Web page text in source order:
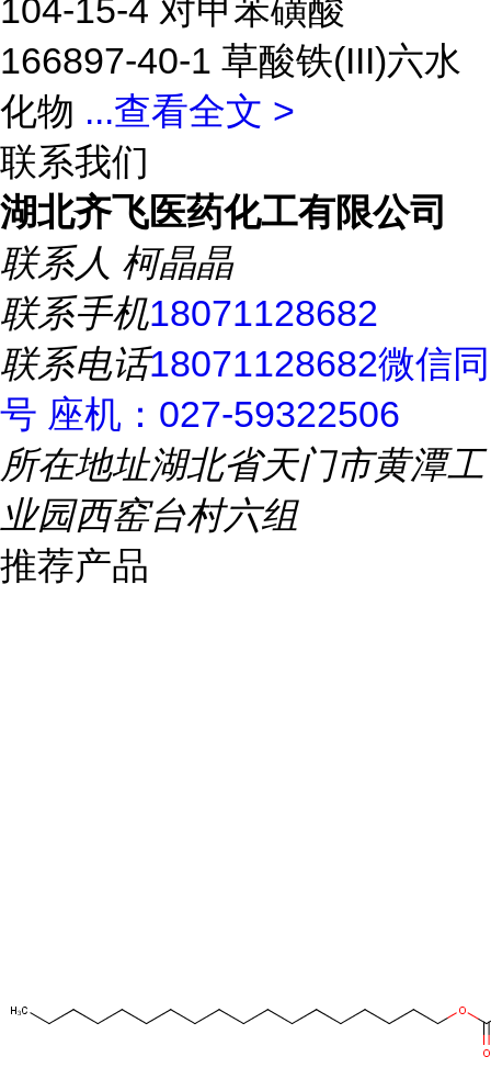
104-15-4 对甲苯磺酸
166897-40-1 草酸铁(III)六水
化物 ...查看全文 >
联系我们
湖北齐飞医药化工有限公司
联系人 柯晶晶
联系手机18071128682
联系电话18071128682微信同
号 座机：027-59322506
所在地址湖北省天门市黄潭工
业园西窑台村六组
推荐产品